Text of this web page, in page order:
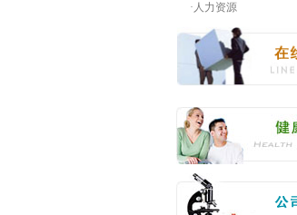
·人力资源